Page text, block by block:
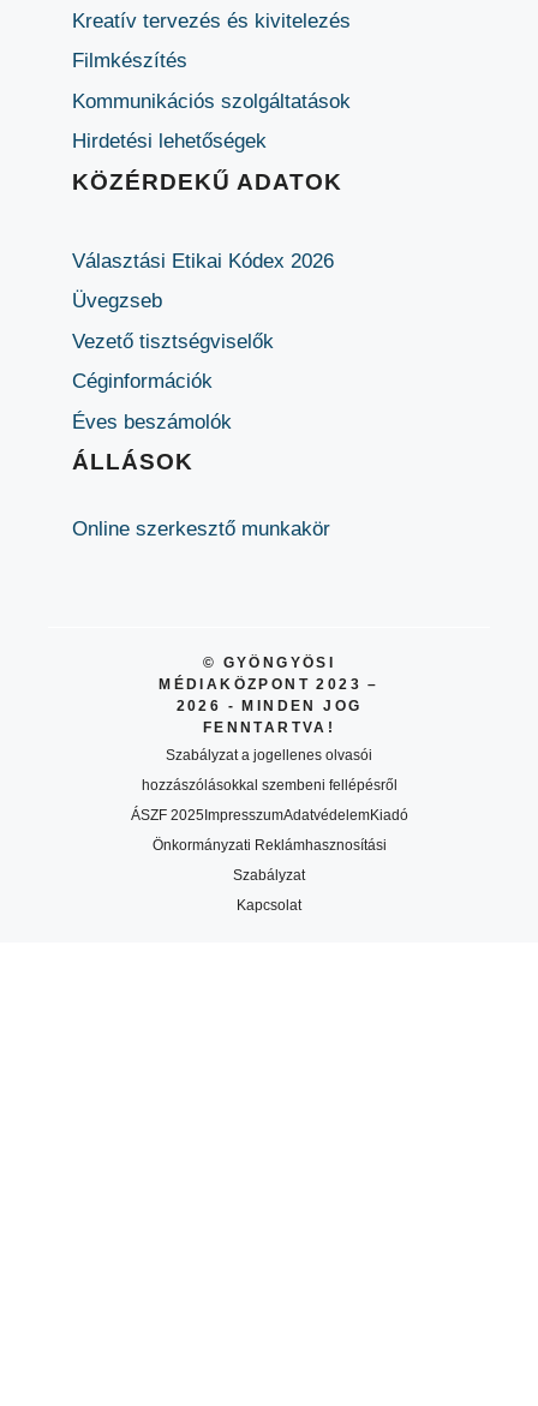
Kreatív tervezés és kivitelezés
Filmkészítés
Kommunikációs szolgáltatások
Hirdetési lehetőségek
KÖZÉRDEKŰ ADATOK
Választási Etikai Kódex 2026
Üvegzseb
Vezető tisztségviselők
Céginformációk
Éves beszámolók
ÁLLÁSOK
Online szerkesztő munkakör
© GYÖNGYÖSI
MÉDIAKÖZPONT 2023 –
2026 - MINDEN JOG
FENNTARTVA!
Szabályzat a jogellenes olvasói
hozzászólásokkal szembeni fellépésről
ÁSZF 2025ImpresszumAdatvédelemKiadó
Önkormányzati Reklámhasznosítási
Szabályzat
Kapcsolat